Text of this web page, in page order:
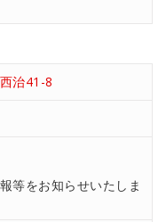
治41-8
等をお知らせいたしま